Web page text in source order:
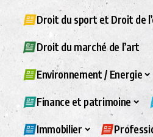
Droit du sport et Droit de
Droit du marché de l’art
Environnement / Energie
Finance et patrimoine
Immobilier